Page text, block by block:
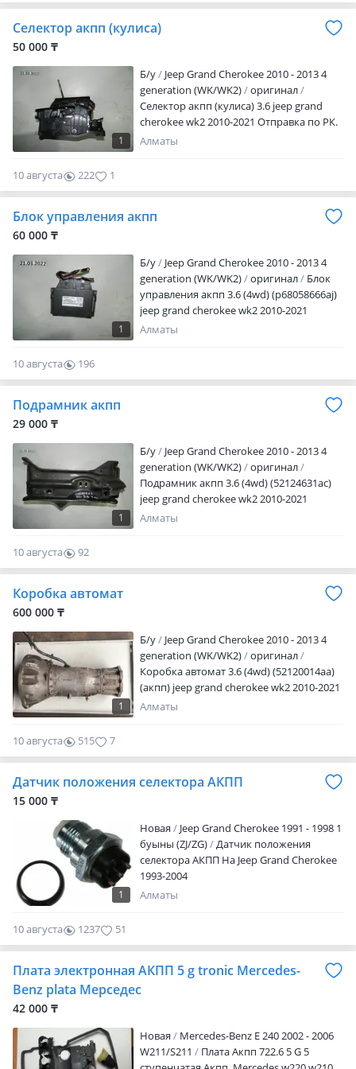
Селектор акпп (кулиса)
50 000 ₸
1
Б/y
Jeep Grand Cherokee 2010 - 2013 4
generation (WK/WK2)
оригинал
Селектор акпп (кулиса) 3.6 jeep grand
cherokee wk2 2010-2021 Отправка по РК.
Актуальные цены и наличие уточняйте
Алматы
10 августа 222 1
Блок управления акпп
60 000 ₸
1
Б/y
Jeep Grand Cherokee 2010 - 2013 4
generation (WK/WK2)
оригинал
Блок
управления акпп 3.6 (4wd) (p68058666aj)
jeep grand cherokee wk2 2010-2021
Отправка по РК. Актуальные цены и
Алматы
10 августа
196
0
Подрамник акпп
29 000 ₸
1
Б/y
Jeep Grand Cherokee 2010 - 2013 4
generation (WK/WK2)
оригинал
Подрамник акпп 3.6 (4wd) (52124631ac)
jeep grand cherokee wk2 2010-2021
Отправка по РК. Актуальные цены и
Алматы
10 августа
92
0
Коробка автомат
600 000 ₸
1
Б/y
Jeep Grand Cherokee 2010 - 2013 4
generation (WK/WK2)
оригинал
Коробка автомат 3.6 (4wd) (52120014aa)
(акпп) jeep grand cherokee wk2 2010-2021
Отправка по РК. Актуальные цены и
Алматы
10 августа 515 7
Датчик положения селектора АКПП
15 000 ₸
1
Новая
Jeep Grand Cherokee 1991 - 1998 1
буыны (ZJ/ZG)
Датчик положения
селектора АКПП На Jeep Grand Cherokee
1993-2004
Алматы
10 августа 1237 51
Плата электронная АКПП 5 g tronic Mercedes-
Benz plata Мерседес
42 000 ₸
Новая
Mercedes-Benz E 240 2002 - 2006
W211/S211
Плата Акпп 722.6 5 G 5